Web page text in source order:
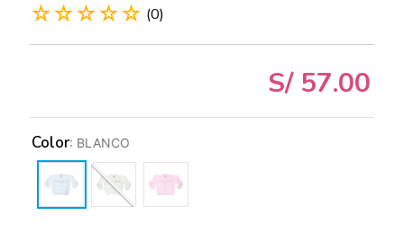
☆☆☆☆☆ (0)
S/ 57.00
Color: BLANCO